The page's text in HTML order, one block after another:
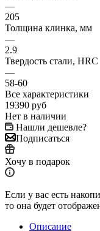
—
205
Толщина клинка, мм
—
2.9
Твердость стали, HRC
—
58-60
Все характеристики
19390 руб
Нет в наличии
Нашли дешевле?
Подписаться
Хочу в подарок
Если у вас есть
то она будет
Описание